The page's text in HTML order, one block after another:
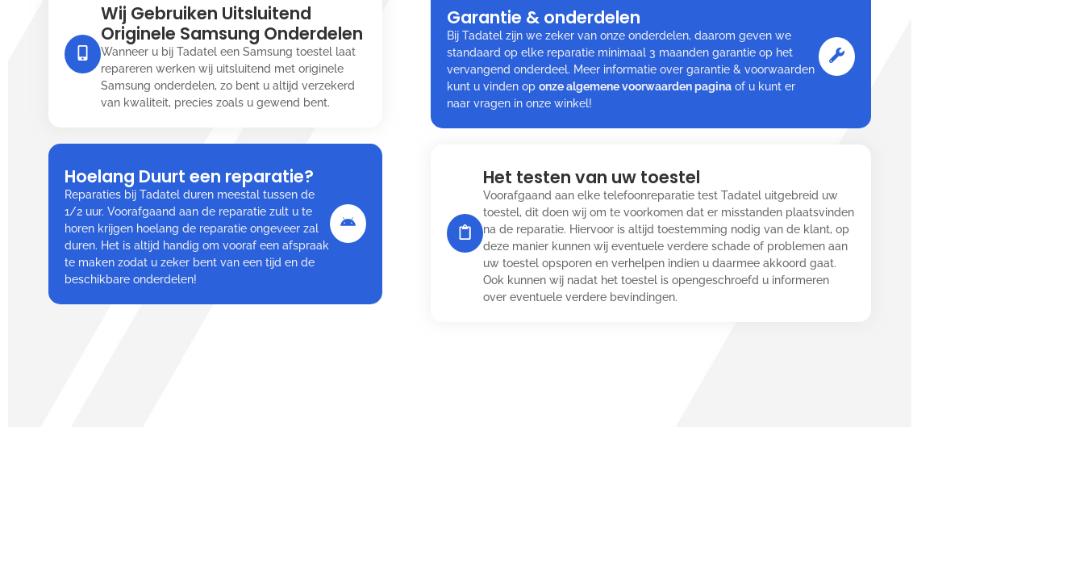
Wij Gebruiken Uitsluitend
Originele Samsung Onderdelen
Wanneer u bij Tadatel een Samsung toestel laat
repareren werken wij uitsluitend met originele
Samsung onderdelen, zo bent u altijd verzekerd
van kwaliteit, precies zoals u gewend bent.
Hoelang Duurt een reparatie?
Reparaties bij Tadatel duren meestal tussen de
1/2 uur. Voorafgaand aan de reparatie zult u te
horen krijgen hoelang de reparatie ongeveer zal
duren. Het is altijd handig om vooraf een afspraak
te maken zodat u zeker bent van een tijd en de
beschikbare onderdelen!
Garantie & onderdelen
Bij Tadatel zijn we zeker van onze onderdelen, daarom geven we
standaard op elke reparatie minimaal 3 maanden garantie op het
vervangend onderdeel. Meer informatie over garantie & voorwaarden
kunt u vinden op onze algemene voorwaarden paginaof u kunt er
naar vragen in onze winkel!
Het testen van uw toestel
Voorafgaand aan elke telefoonreparatie test Tadatel uitgebreid uw
toestel, dit doen wij om te voorkomen dat er misstanden plaatsvinden
na de reparatie. Hiervoor is altijd toestemming nodig van de klant, op
deze manier kunnen wij eventuele verdere schade of problemen aan
uw toestel opsporen en verhelpen indien u daarmee akkoord gaat.
Ook kunnen wij nadat het toestel is opengeschroefd u informeren
over eventuele verdere bevindingen.